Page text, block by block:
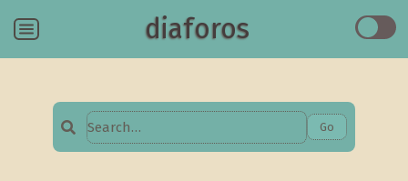
Menu diaforos
Search
Go